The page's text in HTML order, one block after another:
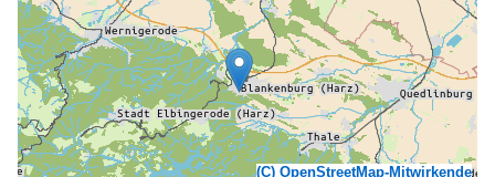
(C) OpenStreetMap-Mitwirkende